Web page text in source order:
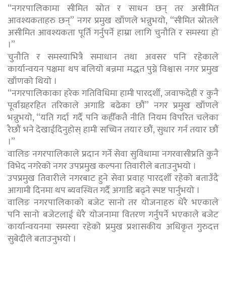
“नगरपालिकामा सीमित स्रोत र साधन छन् तर असीमित
आवश्यकताहरु छन्” नगर प्रमुख खाँणले भन्नुभयो, “सीमित स्रोतले
असीमित आवश्यकता पूर्ति गर्नुपर्ने हाम्रा लागि चुनौति र समस्या हो
।”
चुनौति र समस्याभित्रै समाधान तथा अवसर पनि रहेकाले
कार्यान्वयन पक्षमा थप बलियो बन्नमा मद्धत पुग्ने विश्वास नगर प्रमुख
खाँणको थियो ।
“नगरपालिकाका हरेक गतिविधिमा हामी पारदर्शी, जवाफदेही र कुनै
पूर्वाग्रहरहित तरिकाले अगाडि बढेका छौं” नगर प्रमुख खाँणले
भन्नुभयो, “यति गर्दा गर्दै पनि कहीँकतै नीति नियम विपरित चलेका
रैछौं भने देखाईदिनुहोस् हामी सच्चिन तयार छौं, सुधार गर्न तयार छौं
।”
वालिङ नगरपालिकाले प्रदान गर्ने सेवा सुविधामा नगरवासीप्रति कुनै
विभेद नगरेको नगर उपप्रमुख कल्पना तिवारीले बताउनुभयो ।
उपप्रमुख तिवारीले नगरबाट हुने सेवा प्रवाह पारदर्शी रहेको बताउँदै
आगामी दिनमा थप ब्यवस्थित गर्दै अगाडि बढ्ने स्पष्ट पार्नुभयो ।
वालिङ नगरपालिकाको बजेट सानो तर योजनाहरु धेरै भएकाले
पनि सानो बजेटलाई धेरै योजनामा वितरण गर्नुपर्ने भएकाले बजेट
कार्यान्वयनमा समस्या रहेको प्रमुख प्रशासकीय अधिकृत गुरुदत्त
सुबेदीले बताउनुभयो ।